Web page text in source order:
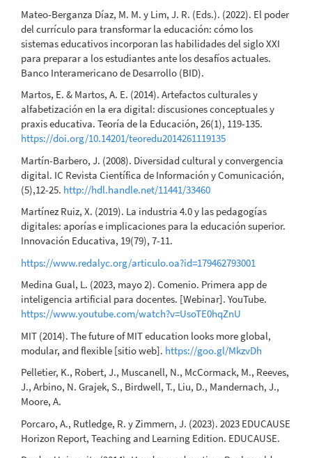
Mateo-Berganza Díaz, M. M. y Lim, J. R. (Eds.). (2022). El poder
del currículo para transformar la educación: cómo los
sistemas educativos incorporan las habilidades del siglo XXI
para preparar a los estudiantes ante los desafíos actuales.
Banco Interamericano de Desarrollo (BID).
Martos, E. & Martos, A. E. (2014). Artefactos culturales y
alfabetización en la era digital: discusiones conceptuales y
praxis educativa. Teoría de la Educación, 26(1), 119-135.
https://doi.org/10.14201/teoredu2014261119135
Martín-Barbero, J. (2008). Diversidad cultural y convergencia
digital. IC Revista Científica de Información y Comunicación,
(5),12-25. http://hdl.handle.net/11441/33460
Martínez Ruiz, X. (2019). La industria 4.0 y las pedagogías
digitales: aporías e implicaciones para la educación superior.
Innovación Educativa, 19(79), 7-11.
https://www.redalyc.org/articulo.oa?id=179462793001
Medina Gual, L. (2023, mayo 2). Comenio. Primera app de
inteligencia artificial para docentes. [Webinar]. YouTube.
https://www.youtube.com/watch?v=UsoTE0hqZnU
MIT (2014). The future of MIT education looks more global,
modular, and flexible [sitio web]. https://goo.gl/MkzvDh
Pelletier, K., Robert, J., Muscanell, N., McCormack, M., Reeves,
J., Arbino, N. Grajek, S., Birdwell, T., Liu, D., Mandernach, J.,
Moore, A.
Porcaro, A., Rutledge, R. y Zimmern, J. (2023). 2023 EDUCAUSE
Horizon Report, Teaching and Learning Edition. EDUCAUSE.